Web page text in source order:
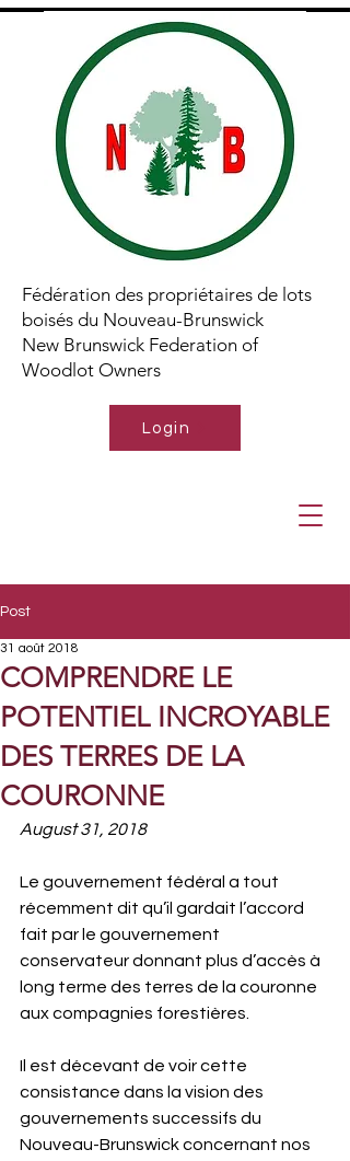
Fédération des propriétaires de lots
boisés du Nouveau-Brunswick
New Brunswick Federation of
Woodlot Owners
Login
Post
COMPRENDRE LE
POTENTIEL INCROYABLE
DES TERRES DE LA
COURONNE
31 août 2018
August 31, 2018
Le gouvernement fédéral a tout
récemment dit qu’il gardait l’accord
fait par le gouvernement
conservateur donnant plus d’accès à
long terme des terres de la couronne
aux compagnies forestières.
Il est décevant de voir cette
consistance dans la vision des
gouvernements successifs du
Nouveau-Brunswick concernant nos